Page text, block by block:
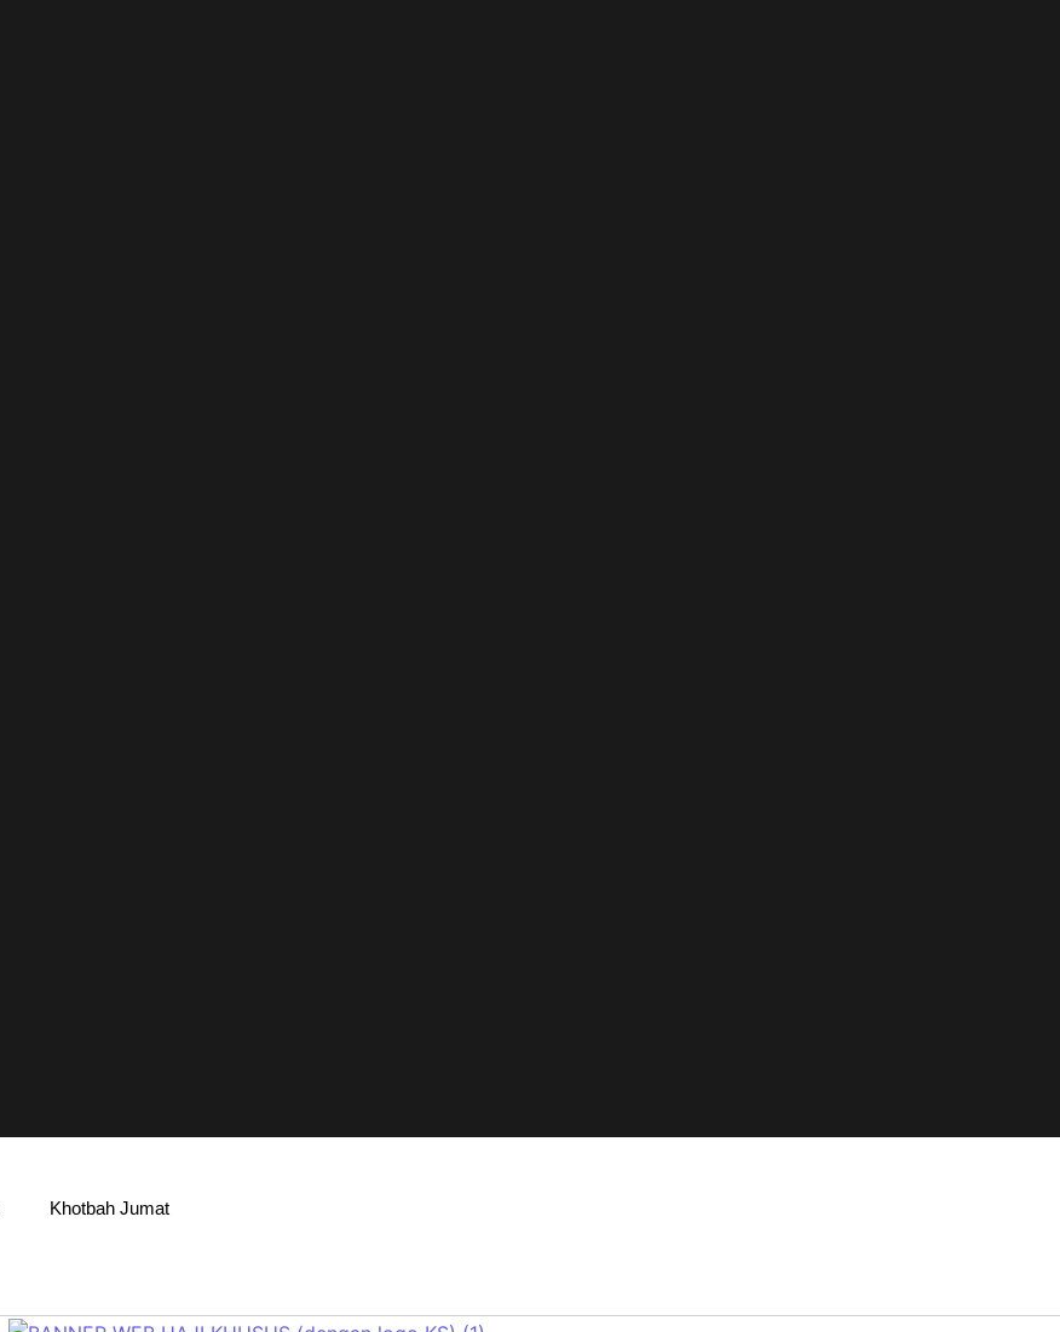
Khotbah Jumat